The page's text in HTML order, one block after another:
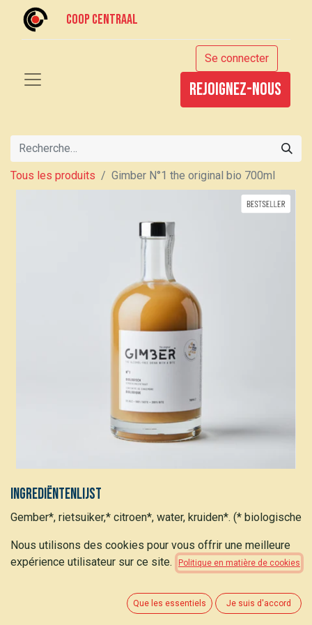
Coop centraal
Se connecter
rejoignez-nous
Tous les produits Gimber N°1 the original bio 700ml
Ingrediëntenlijst
Gember*, rietsuiker,* citroen*, water, kruiden*. (* biologische
Beschrijving
Nous utilisons des cookies pour vous offrir une meilleure
expérience utilisateur sur ce site.
Politique en matière de cookies
Que les essentiels Je suis d'accord